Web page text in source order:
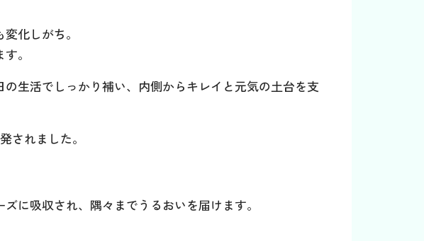
化しがち。
。
生活でしっかり補い、内側からキレイと元気の土台を支
されました。
に吸収され、隅々までうるおいを届けます。